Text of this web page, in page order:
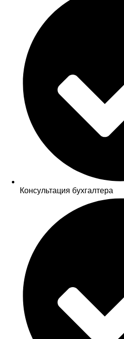
Консультация бухгалтера